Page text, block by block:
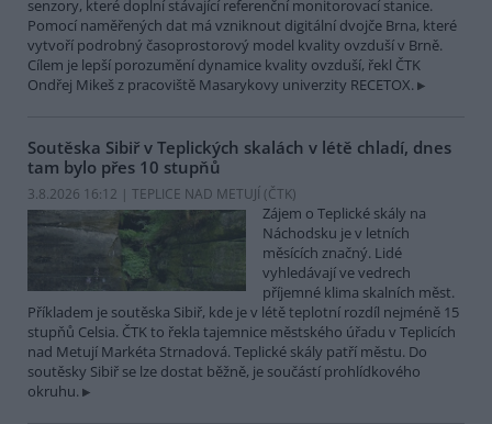
senzory, které doplní stávající referenční monitorovací stanice.
Pomocí naměřených dat má vzniknout digitální dvojče Brna, které
vytvoří podrobný časoprostorový model kvality ovzduší v Brně.
Cílem je lepší porozumění dynamice kvality ovzduší, řekl ČTK
Ondřej Mikeš z pracoviště Masarykovy univerzity RECETOX.
Soutěska Sibiř v Teplických skalách v létě chladí, dnes
tam bylo přes 10 stupňů
3.8.2026 16:12 | TEPLICE NAD METUJÍ (ČTK)
Zájem o Teplické skály na
Náchodsku je v letních
měsících značný. Lidé
vyhledávají ve vedrech
příjemné klima skalních měst.
Příkladem je soutěska Sibiř, kde je v létě teplotní rozdíl nejméně 15
stupňů Celsia. ČTK to řekla tajemnice městského úřadu v Teplicích
nad Metují Markéta Strnadová. Teplické skály patří městu. Do
soutěsky Sibiř se lze dostat běžně, je součástí prohlídkového
okruhu.